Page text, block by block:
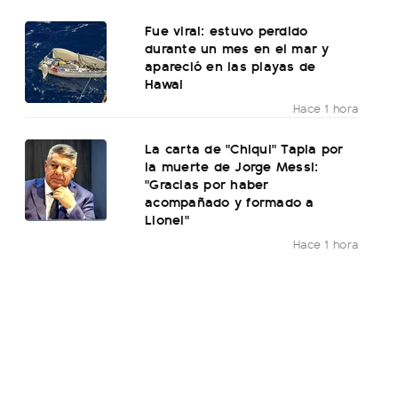
Fue viral: estuvo perdido
durante un mes en el mar y
apareció en las playas de
Hawai
Hace 1 hora
La carta de "Chiqui" Tapia por
la muerte de Jorge Messi:
"Gracias por haber
acompañado y formado a
Lionel"
Hace 1 hora